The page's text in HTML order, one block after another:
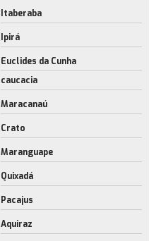
Itaberaba
Ipirá
Euclides da Cunha
caucacia
Maracanaú
Crato
Maranguape
Quixadá
Pacajus
Aquiraz